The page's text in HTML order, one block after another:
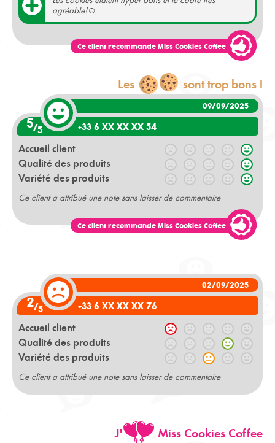
agréable!☺️
Ce client recommande Miss Cookies Coffee
sont trop bons !
Les
5/5 +33 6 XX XX XX 54
09/09/2025
Accueil client
Qualité des produits
Variété des produits
Ce client a attribué une note sans laisser de commentaire
Ce client recommande Miss Cookies Coffee
2/5 +33 6 XX XX XX 76
02/09/2025
Accueil client
Qualité des produits
Variété des produits
Ce client a attribué une note sans laisser de commentaire
Miss Cookies Coffee
J'